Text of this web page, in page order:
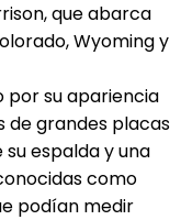
que abarca
Wyoming y
por su apariencia
de grandes placas
espalda y una
como
podían medir